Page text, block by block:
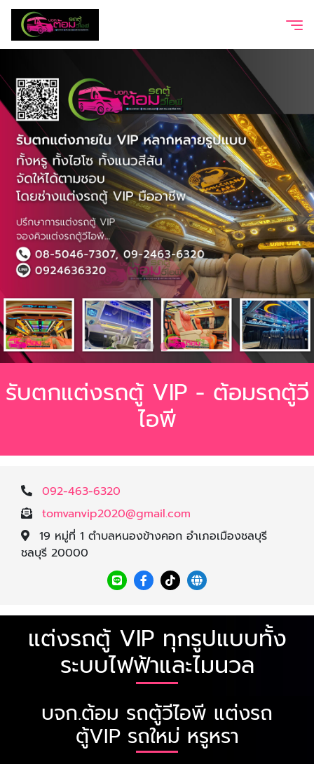
รับตกแต่งรถตู้ VIP - ต้อมรถตู้วี
ไอพี
092-463-6320
tomvanvip2020@gmail.com
19 หมู่ที่ 1 ตำบลหนองข้างคอก อำเภอเมืองชลบุรี
ชลบุรี 20000
แต่งรถตู้ VIP ทุกรูปแบบทั้ง
ระบบไฟฟ้าและไมนวล
บจก.ต้อม รถตู้วีไอพี แต่งรถ
ตู้VIP รถใหม่ หรูหรา